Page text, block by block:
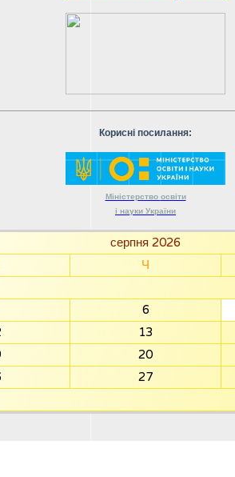
Корисні посилання:
Міністерство освіти
і науки України
серпня 2026
Ч
6
13
20
27